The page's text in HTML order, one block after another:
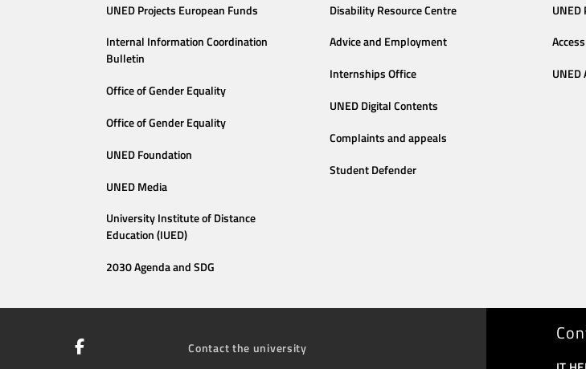
UNED Projects European Funds
Internal Information Coordination
Bulletin
Office of Gender Equality
Office of Gender Equality
UNED Foundation
UNED Media
University Institute of Distance
Education (IUED)
2030 Agenda and SDG
Disability Resource Centre
Advice and Employment
Internships Office
UNED Digital Contents
Complaints and appeals
Student Defender
Contact the university